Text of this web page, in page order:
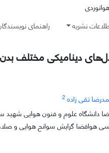
نشریه راهنمای
دینامیکی مختلف بدن
تقی زاده 2
دانشگاه علوم و فنون ھوایی شھید
ھوافضا گرایش سوانح ھوایی و